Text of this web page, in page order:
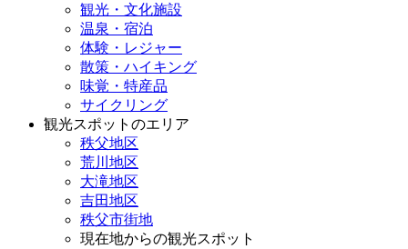
観光・文化施設
温泉・宿泊
体験・レジャー
散策・ハイキング
味覚・特産品
サイクリング
観光スポットのエリア
秩父地区
荒川地区
大滝地区
吉田地区
秩父市街地
現在地からの観光スポット